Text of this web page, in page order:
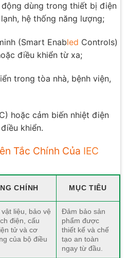
dùng trong thiết bị điện
hệ thống năng lượng;
(Smart Enabled Controls)
điều khiển từ xa;
trong tòa nhà, bệnh viện,
hoặc cảm biến nhiệt điện
khiển.
Tắc Chính Của IEC
CHÍNH MỤC TIÊU
liệu, bảo vệ
điện, cấu
tử và cơ
của bộ điều
Đảm bảo sản
phẩm được
thiết kế và chế
tạo an toàn
ngay từ đầu.